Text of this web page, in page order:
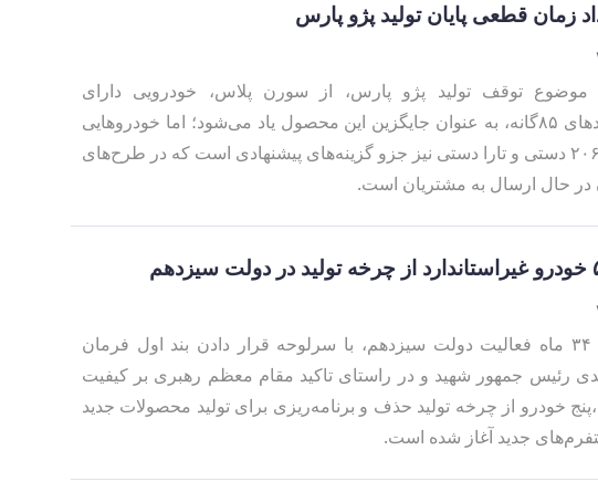
توقف تولید پژو پارس، از سورن پلاس، خودرویی دارای
استانداردهای ۸۵گانه، به عنوان جایگزین این محصول یاد می‌شود؛ اما خودروهایی
همچون ۲۰۶ دستی و تارا دستی نیز جزو گزینه‌های پیشنهادی است که در طرح‌های
در حال ارسال به مشتریان است.
طی این ۳۴ ماه فعالیت دولت سیزدهم، با سرلوحه قرار دادن بند اول فرمان
رئیس جمهور شهید و در راستای تاکید مقام معظم رهبری بر کیفیت
خودرو از چرخه‌ تولید حذف و برنامه‌ریزی برای تولید محصولات جدید
جدید آغاز شده است.